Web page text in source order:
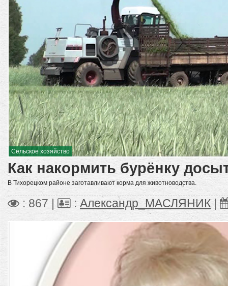
Сельское хозяйство
Как накормить бурёнку
В Тихорецком районе заготавливают корма для животноводства.
: 867 | : Александр_МАСЛЯНИК |